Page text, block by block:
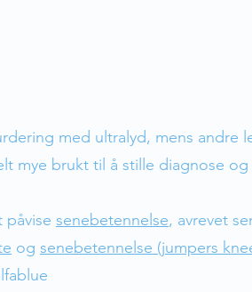
med ultralyd, mens andre
mye brukt til å stille diagnose
påvise senebetennelse, avrevet
og senebetennelse (jumpers